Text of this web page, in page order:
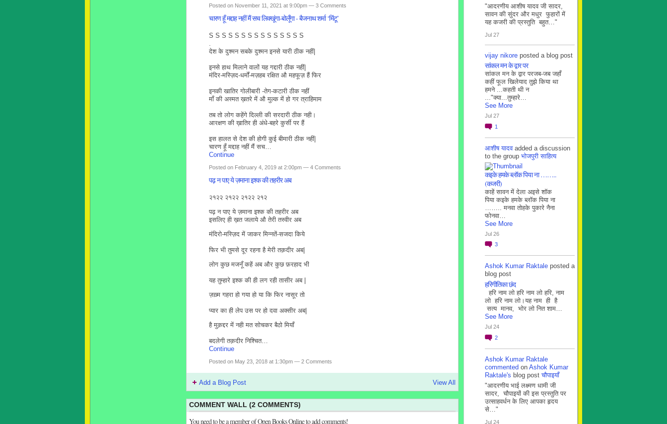
Posted on November 11, 2021 at 9:00pm — 3 Comments
चारण हूँ मद्दाह नहीं मैं सच लिक्खूंगा-बोलूँगा - बैजनाथ शर्मा ‘मिंटू’
S S S S S S S S S S S S S S S
.
देश के दुश्मन सबके दुश्मन इनसे यारी ठीक नहीं|
इनसे हाथ मिलाने वालों यह गद्दारी ठीक नहीं|
मंदिर-मस्ज़िद-धर्मों-मज़हब रक्षित औ महफूज़ हैं फिर
इनकी खातिर गोलीबारी -तेग-कटारी ठीक नहीं
माँ की अस्मत ख़तरे में औ मुल्क में हो गर त्राहिमाम
तब तो लोग कहेंगे दिल्ली की सरदारी ठीक नही।
आरक्षण की ख़ातिर ही अंधे-बहरे कुर्सी पर हैं
इस हालत से देश की होगी कुई बीमारी ठीक नहीं|
चारण हूँ मद्दाह नहीं मैं सच…
Continue
Posted on February 4, 2019 at 2:00pm — 4 Comments
पढ़ न पाए ये ज़माना इश्क की तहरीर अब
२१२२ २१२२ २१२२ २१२
पढ़ न पाए ये ज़माना इश्क की तहरीर अब
इसलिए ही ख़त जलाये औ तेरी तस्वीर अब
मंदिरो-मस्ज़िद में जाकर मिन्नतें-सजदा किये
फिर भी तुमसे दूर रहना है मेरी तक़दीर अब|
लोग कुछ मजनूँ कहें अब और कुछ फ़रहाद भी
यह तुम्हारे इश्क की ही लग रही तासीर अब |
ज़ख़्म गहरा हो गया हो या कि फिर नासूर तो
प्यार का ही लेप उस पर हो दवा अक्सीर अब|
है मुक़द्दर में नही मत सोचकर बैठो मियाँ
बदलेगी तक़दीर निश्चित…
Continue
Posted on May 23, 2018 at 1:30pm — 2 Comments
Add a Blog Post View All
COMMENT WALL (2 COMMENTS)
You need to be a member of Open Books Online to add comments!
"आदरणीय आशीष यादव जी सादर,
सावन की सुंदर और मधुर फुहारों में
यह कजरी की प्रस्तुति बहुत…"
Jul 27
vijay nikore posted a blog post
सांकल मन के द्वार पर
सांकल मन के द्वार परजब-जब जहाँ
कहीं फूल खिलेयाद तुझे किया था
हमने ...कहती थी न
..."क्या...तुम्हारे…
See More
Jul 27
1
आशीष यादवadded a discussion
to the group भोजपुरी साहित्य
कइके हमके ब्लाॅक पिया ना ……..
(कजरी)
काहें सावन में देला अइसे शॉक
पिया कइके हमके ब्लाॅक पिया ना
…….. मनवा तोहके पुकारे नैना
फोनवा…
See More
Jul 26
3
Ashok Kumar Raktale posted a
blog post
हरिगीतिका छंद
हरि नाम लो हरि नाम लो हरि, नाम
लो हरि नाम लो।यह नाम ही है
सत्य मानव, भोर लो नित शाम…
See More
Jul 24
2
Ashok Kumar Raktale
commented on Ashok Kumar
Raktale's blog postचौपाइयाँ
"आदरणीय भाई लक्ष्मण धामी जी
सादर, चौपाइयों की इस प्रस्तुति पर
उत्साहवर्धन के लिए आपका हृदय
से…"
Jul 24